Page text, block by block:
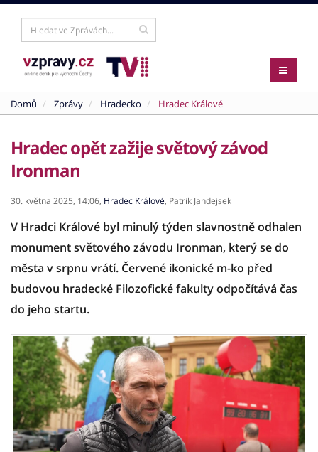
Domů Zprávy Hradecko Hradec Králové
Hradec opět zažije světový závod
Ironman
30. května 2025, 14:06, Hradec Králové, Patrik Jandejsek
V Hradci Králové byl minulý týden slavnostně odhalen
monument světového závodu Ironman, který se do
města v srpnu vrátí. Červené ikonické m-ko před
budovou hradecké Filozofické fakulty odpočítává čas
do jeho startu.